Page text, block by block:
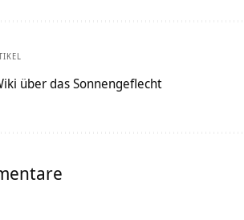
über das Sonnengeflecht